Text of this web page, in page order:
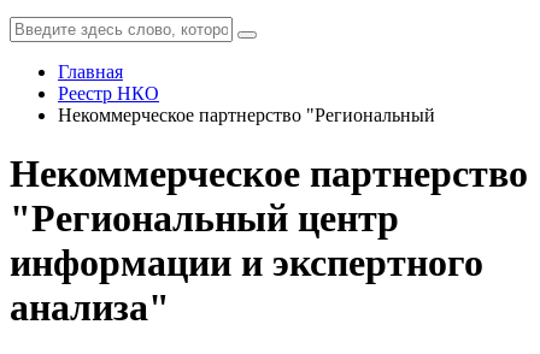
Главная
Реестр НКО
Некоммерческое партнерство "Региональный
Некоммерческое партнерство
"Региональный центр
информации и экспертного
анализа"